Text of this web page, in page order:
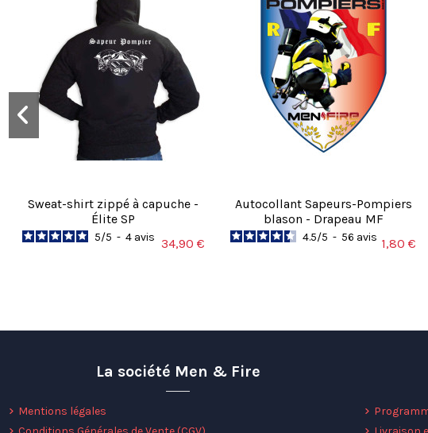
1
0
étoiles
0
étoiles
0
1étoile 0
Trier les avis
Sweat-shirt zippé à capuche -
Élite SP
5/5 - 4 avis 34,90 €
Autocollant Sapeurs-Pompiers
blason - Drapeau MF
4.5/5 - 56 avis 1,80 €
La société Men & Fire
Mentions légales